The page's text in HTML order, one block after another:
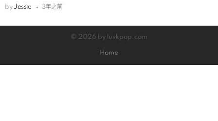
by Jessie 3年之前
© 2026 by luvkpop.com
Home